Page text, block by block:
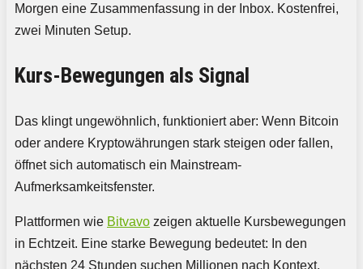
Morgen eine Zusammenfassung in der Inbox. Kostenfrei,
zwei Minuten Setup.
Kurs-Bewegungen als Signal
Das klingt ungewöhnlich, funktioniert aber: Wenn Bitcoin
oder andere Kryptowährungen stark steigen oder fallen,
öffnet sich automatisch ein Mainstream-
Aufmerksamkeitsfenster.
Plattformen wie Bitvavo zeigen aktuelle Kursbewegungen
in Echtzeit. Eine starke Bewegung bedeutet: In den
nächsten 24 Stunden suchen Millionen nach Kontext.